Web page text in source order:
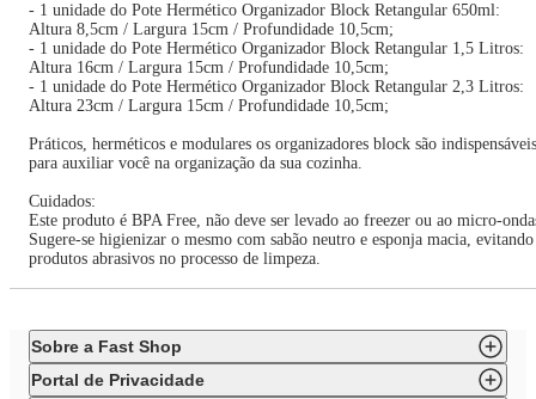
- 1 unidade do Pote Hermético Organizador Block Retangular 650ml:
Altura 8,5cm / Largura 15cm / Profundidade 10,5cm;
- 1 unidade do Pote Hermético Organizador Block Retangular 1,5 Litros:
Altura 16cm / Largura 15cm / Profundidade 10,5cm;
- 1 unidade do Pote Hermético Organizador Block Retangular 2,3 Litros:
Altura 23cm / Largura 15cm / Profundidade 10,5cm;
Práticos, herméticos e modulares os organizadores block são indispensáveis
para auxiliar você na organização da sua cozinha.
Cuidados:
Este produto é BPA Free, não deve ser levado ao freezer ou ao micro-
Sugere-se higienizar o mesmo com sabão neutro e esponja macia, evitando
produtos abrasivos no processo de limpeza.
Sobre a Fast Shop
Portal de Privacidade